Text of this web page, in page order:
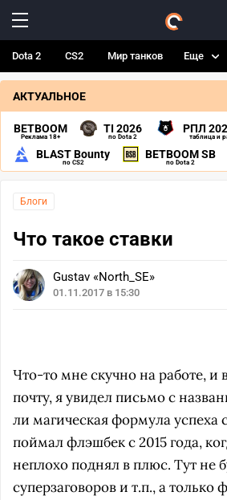
Dota 2 CS2 Мир танков Еще
АКТУАЛЬНОЕ
BETBOOM
Реклама 18+
TI 2026
по Dota 2
РПЛ
таблица и
BLAST Bounty
по CS2
BETBOOM SB
по Dota 2
Блоги
Что такое ставки
Gustav «North_SE»
01.11.2017 в 15:30
Что-то мне скучно на работе, и
почту, я увидел письмо с
ли магическая формула успеха
поймал флэшбек с 2015 года,
неплохо поднял в плюс. Тут не
суперзаговоров и т.п., а